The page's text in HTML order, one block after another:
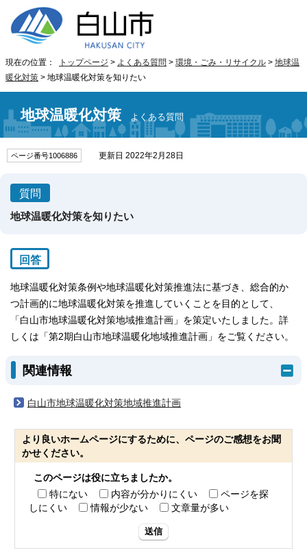
現在の位置： トップページ > よくある質問 > 環境・ごみ・リサイクル > 地球温
暖化対策 > 地球温暖化対策を知りたい
地球温暖化対策 よくある質問
ページ番号1006886 更新日 2022年2月28日
質問
地球温暖化対策を知りたい
回答
地球温暖化対策条例や地球温暖化対策推進法に基づき、総合的か
つ計画的に地球温暖化対策を推進していくことを目的として、
「白山市地球温暖化対策地域推進計画」を策定いたしました。詳
しくは「第2期白山市地球温暖化地域推進計画」をご覧ください。
関連情報
白山市地球温暖化対策地域推進計画
より良いホームページにするために、ページのご感想をお聞
かせください。
このページは役に立ちましたか。
特にない
内容が分かりにくい
ページを探
しにくい
情報が少ない 文章量が多い
送信